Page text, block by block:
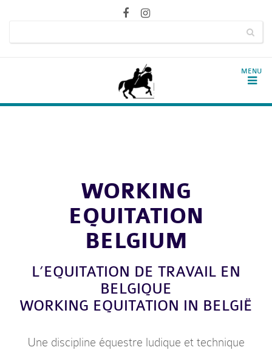
WORKING
EQUITATION
BELGIUM
L’EQUITATION DE TRAVAIL EN
BELGIQUE
WORKING EQUITATION IN BELGIË
Une discipline équestre ludique et technique